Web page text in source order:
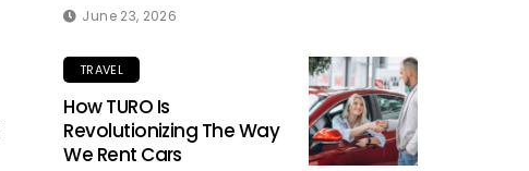
June 23, 2026
TRAVEL
How TURO Is
Revolutionizing The Way
We Rent Cars